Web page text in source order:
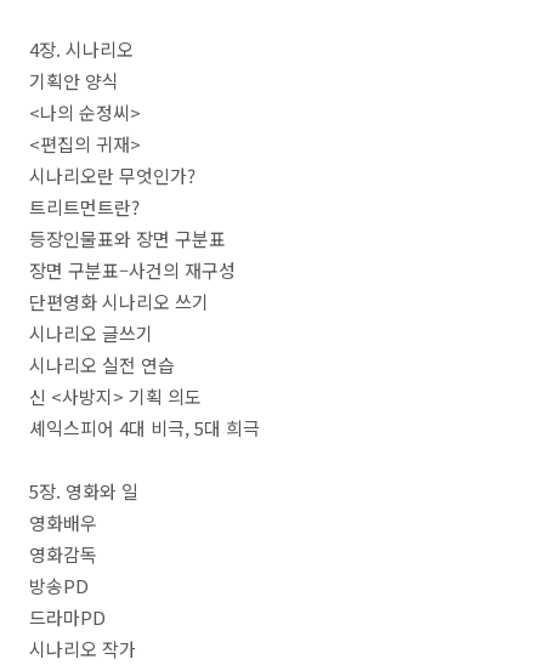
4장. 시나리오
기획안 양식
<나의 순정씨>
<편집의 귀재>
시나리오란 무엇인가?
트리트먼트란?
등장인물표와 장면 구분표
장면 구분표–사건의 재구성
단편영화 시나리오 쓰기
시나리오 글쓰기
시나리오 실전 연습
신 <사방지> 기획 의도
셰익스피어 4대 비극, 5대 희극
5장. 영화와 일
영화배우
영화감독
방송PD
드라마PD
시나리오 작가